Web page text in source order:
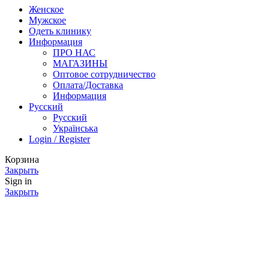
Женское
Мужское
Одеть клинику
Информация
ПРО НАС
МАГАЗИНЫ
Оптовое сотрудничество
Оплата/Доставка
Информация
Русский
Русский
Українська
Login / Register
Корзина
Закрыть
Sign in
Закрыть